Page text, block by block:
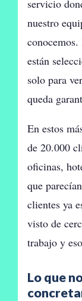
servicio
nuestro
están
solo para
queda
En estos
de 20.000
oficinas,
que
clientes ya
visto de
trabajo y
Lo que